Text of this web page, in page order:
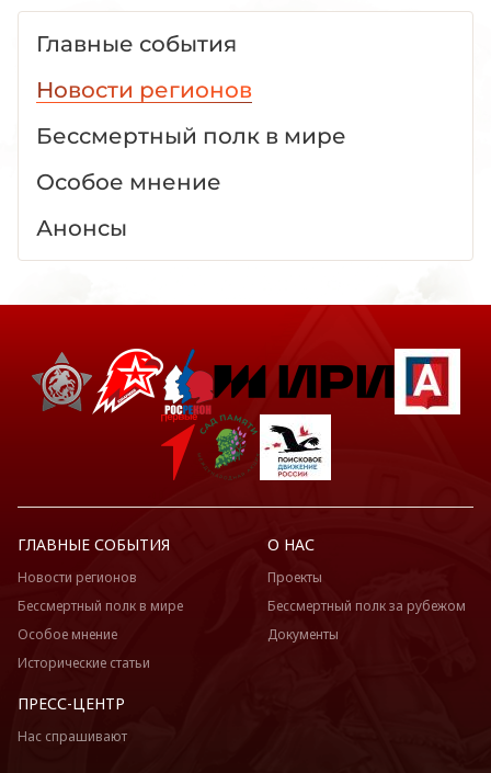
Главные события
Новости регионов
Бессмертный полк в мире
Особое мнение
Анонсы
ГЛАВНЫЕ СОБЫТИЯ
Новости регионов
Бессмертный полк в мире
Особое мнение
Исторические статьи
О НАС
Проекты
Бессмертный полк за рубежом
Документы
ПРЕСС-ЦЕНТР
Нас спрашивают